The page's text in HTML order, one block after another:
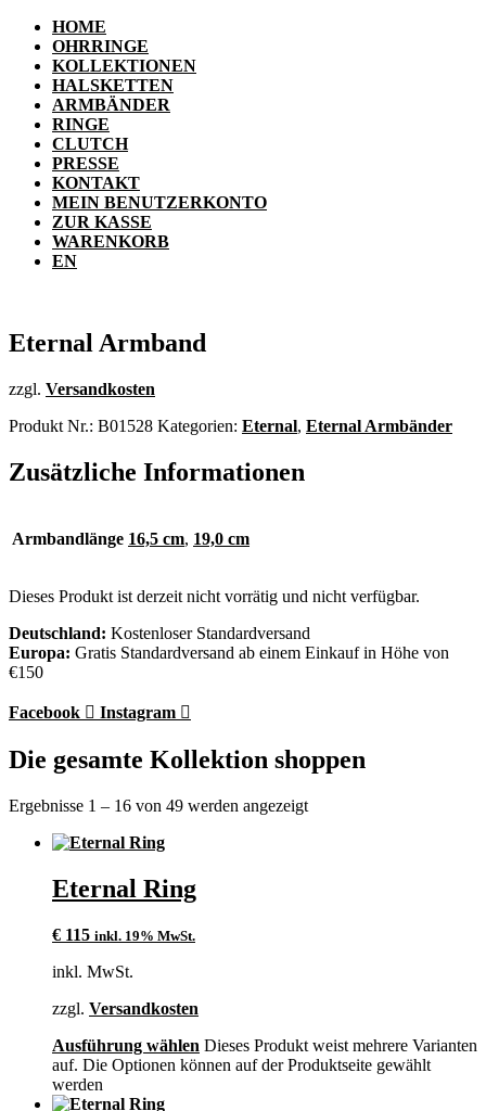
HOME
OHRRINGE
KOLLEKTIONEN
HALSKETTEN
ARMBÄNDER
RINGE
CLUTCH
PRESSE
KONTAKT
MEIN BENUTZERKONTO
ZUR KASSE
WARENKORB
EN
Eternal Armband
zzgl. Versandkosten
Produkt Nr.: B01528 Kategorien: Eternal, Eternal Armbänder
Zusätzliche Informationen
Armbandlänge 16,5 cm, 19,0 cm
Dieses Produkt ist derzeit nicht vorrätig und nicht verfügbar.
Deutschland: Kostenloser Standardversand
Europa: Gratis Standardversand ab einem Einkauf in Höhe von
€150
Facebook Instagram
Die gesamte Kollektion shoppen
Ergebnisse 1 – 16 von 49 werden angezeigt
Eternal Ring
€ 115 inkl. 19% MwSt.
inkl. MwSt.
zzgl. Versandkosten
Ausführung wählen Dieses Produkt weist mehrere Varianten
auf. Die Optionen können auf der Produktseite gewählt
werden